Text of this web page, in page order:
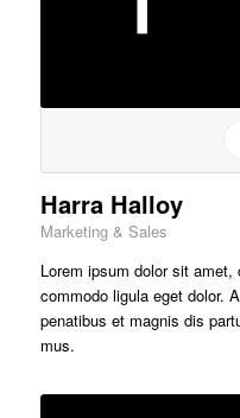
Harra Halloy
Marketing & Sales
Lorem ipsum dolor sit
commodo ligula eget dolor.
penatibus et magnis dis
mus.